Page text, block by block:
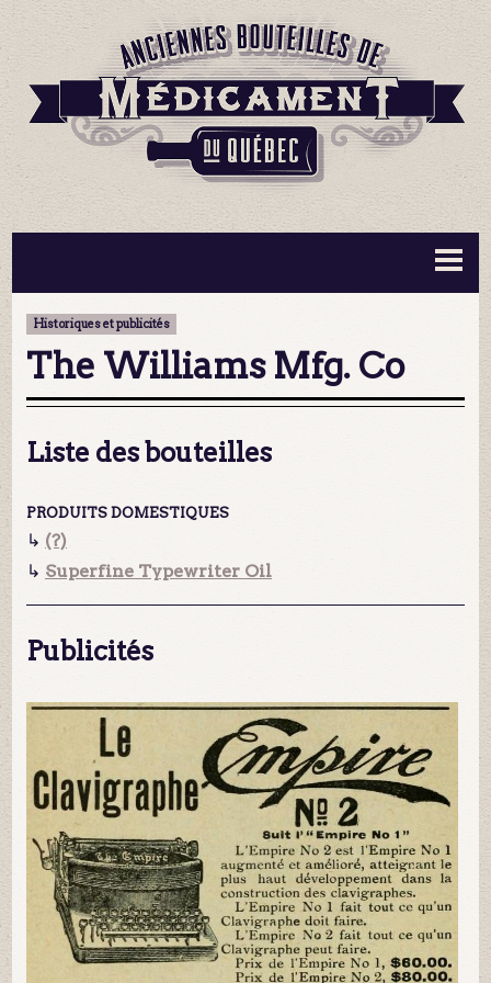
BOUTEILLES ▼
MA COLLECTION
CONTACT
Historiques et publicités
The Williams Mfg. Co
Liste des bouteilles
PRODUITS DOMESTIQUES
↳ (?)
↳ Superfine Typewriter Oil
Publicités